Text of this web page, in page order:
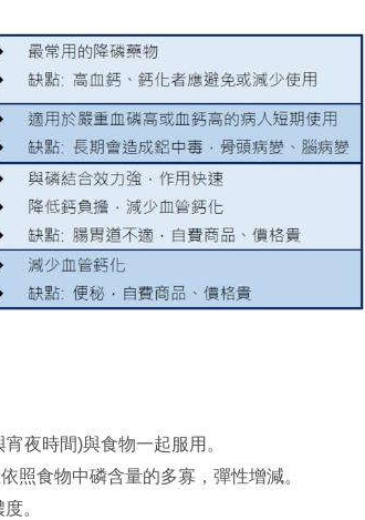
夜時間)與食物一起服用。
照食物中磷含量的多寡，彈性增減。
。